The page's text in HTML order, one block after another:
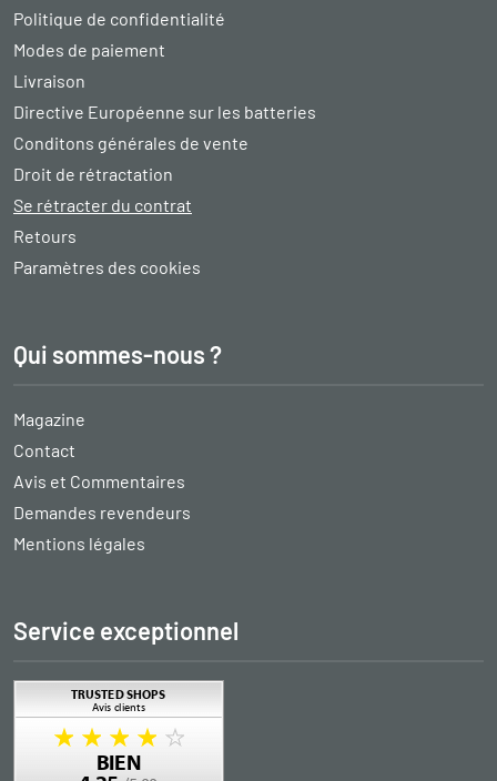
Politique de confidentialité
Modes de paiement
Livraison
Directive Européenne sur les batteries
Conditons générales de vente
Droit de rétractation
Se rétracter du contrat
Retours
Paramètres des cookies
Qui sommes-nous ?
Magazine
Contact
Avis et Commentaires
Demandes revendeurs
Mentions légales
Service exceptionnel